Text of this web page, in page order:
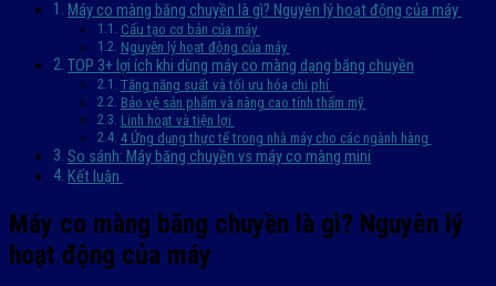
Máy co màng băng chuyền là gì? Nguyên lý hoạt động của máy
Cấu tạo cơ bản của máy
Nguyên lý hoạt động của máy
TOP 3+ lợi ích khi dùng máy co màng dạng băng chuyền
Tăng năng suất và tối ưu hóa chi phí
Bảo vệ sản phẩm và nâng cao tính thẩm mỹ
Linh hoạt và tiện lợi
4 Ứng dụng thực tế trong nhà máy cho các ngành hàng
So sánh: Máy băng chuyền vs máy co màng mini
Kết luận
Máy co màng băng chuyền là gì? Nguyên lý
hoạt động của máy